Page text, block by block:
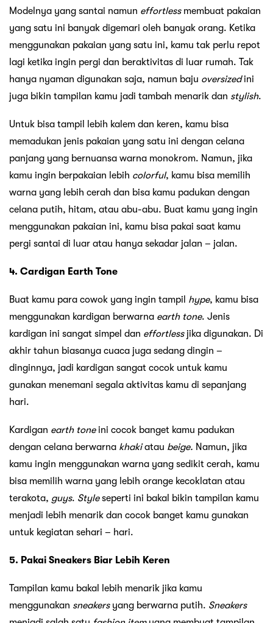
Modelnya yang santai namun effortlessmembuat pakaian
yang satu ini banyak digemari oleh banyak orang. Ketika
menggunakan pakaian yang satu ini, kamu tak perlu repot
lagi ketika ingin pergi dan beraktivitas di luar rumah. Tak
hanya nyaman digunakan saja, namun baju oversizedini
juga bikin tampilan kamu jadi tambah menarik dan stylish.
Untuk bisa tampil lebih kalem dan keren, kamu bisa
memadukan jenis pakaian yang satu ini dengan celana
panjang yang bernuansa warna monokrom. Namun, jika
kamu ingin berpakaian lebih colorful, kamu bisa memilih
warna yang lebih cerah dan bisa kamu padukan dengan
celana putih, hitam, atau abu-abu. Buat kamu yang ingin
menggunakan pakaian ini, kamu bisa pakai saat kamu
pergi santai di luar atau hanya sekadar jalan – jalan.
4. Cardigan Earth Tone
Buat kamu para cowok yang ingin tampil hype, kamu bisa
menggunakan kardigan berwarna earth tone. Jenis
kardigan ini sangat simpel dan effortlessjika digunakan. Di
akhir tahun biasanya cuaca juga sedang dingin –
dinginnya, jadi kardigan sangat cocok untuk kamu
gunakan menemani segala aktivitas kamu di sepanjang
hari.
Kardigan earth toneini cocok banget kamu padukan
dengan celana berwarna khakiatau beige. Namun, jika
kamu ingin menggunakan warna yang sedikit cerah, kamu
bisa memilih warna yang lebih orange kecoklatan atau
terakota, guys. Styleseperti ini bakal bikin tampilan kamu
menjadi lebih menarik dan cocok banget kamu gunakan
untuk kegiatan sehari – hari.
5. Pakai Sneakers Biar Lebih Keren
Tampilan kamu bakal lebih menarik jika kamu
menggunakan sneakersyang berwarna putih. Sneakers